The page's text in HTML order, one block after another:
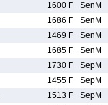
1600 F
SenM
1686 F
SenM
1469 F
SenM
1685 F
SenM
1730 F
SepM
1455 F
SepM
1513 F
SepM